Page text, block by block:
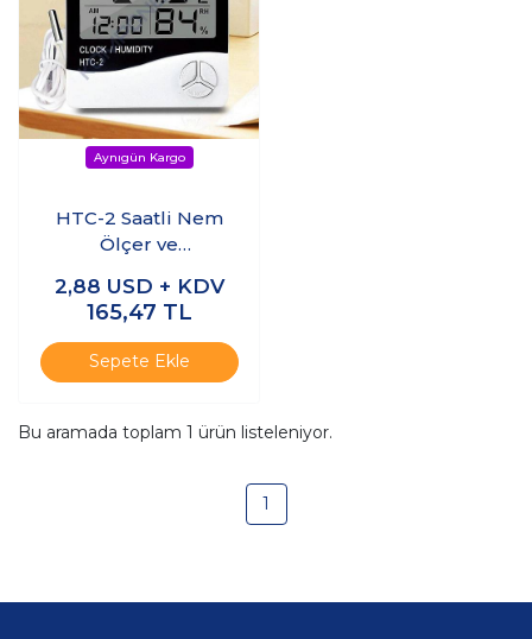
HTC-2 Saatli Nem
Ölçer ve
2,88 USD + KDV
165,47 TL
Sepete Ekle
Bu aramada toplam 1 ürün listeleniyor.
1